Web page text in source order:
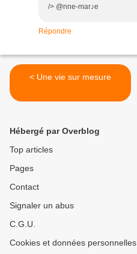
/> @nne-mar♪e
Répondre
< Une vie sur mesure
Hébergé par Overblog
Top articles
Pages
Contact
Signaler un abus
C.G.U.
Cookies et données personnelles